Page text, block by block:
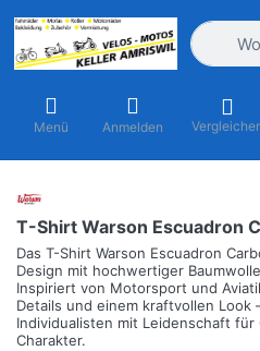
Geben
Menü Anmelden
T-Shirt Warson Escuadron
Das T-Shirt Warson Escuadron
Design mit hochwertiger
Inspiriert von Motorsport und
Details und einem kraftvollen
Individualisten mit Leidenschaft
Charakter.